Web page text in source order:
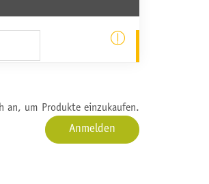
an, um Produkte einzukaufen.
Anmelden